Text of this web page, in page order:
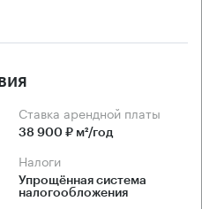
Ставка арендной платы
38 900 ₽ м²/год
Налоги
Упрощённая система
налогообложения